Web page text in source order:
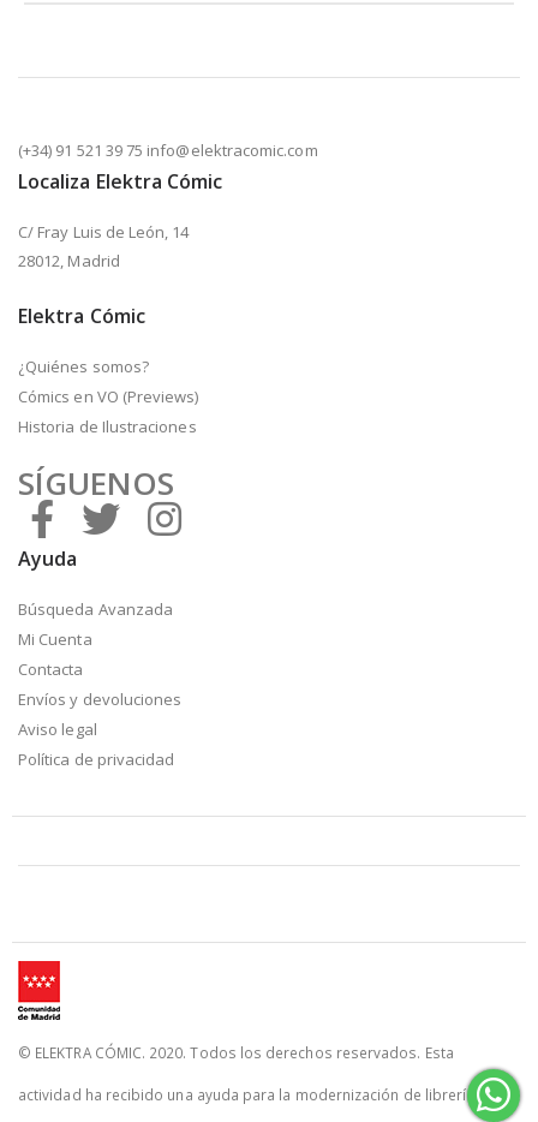
(+34) 91 521 39 75 info@elektracomic.com
Localiza Elektra Cómic
C/ Fray Luis de León, 14
28012, Madrid
Elektra Cómic
¿Quiénes somos?
Cómics en VO (Previews)
Historia de Ilustraciones
SÍGUENOS
Ayuda
Búsqueda Avanzada
Mi Cuenta
Contacta
Envíos y devoluciones
Aviso legal
Política de privacidad
© ELEKTRA CÓMIC. 2020. Todos los derechos reservados. Esta
actividad ha recibido una ayuda para la modernización de librerías de